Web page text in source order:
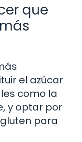
que
el azúcar
como la
y optar por
para